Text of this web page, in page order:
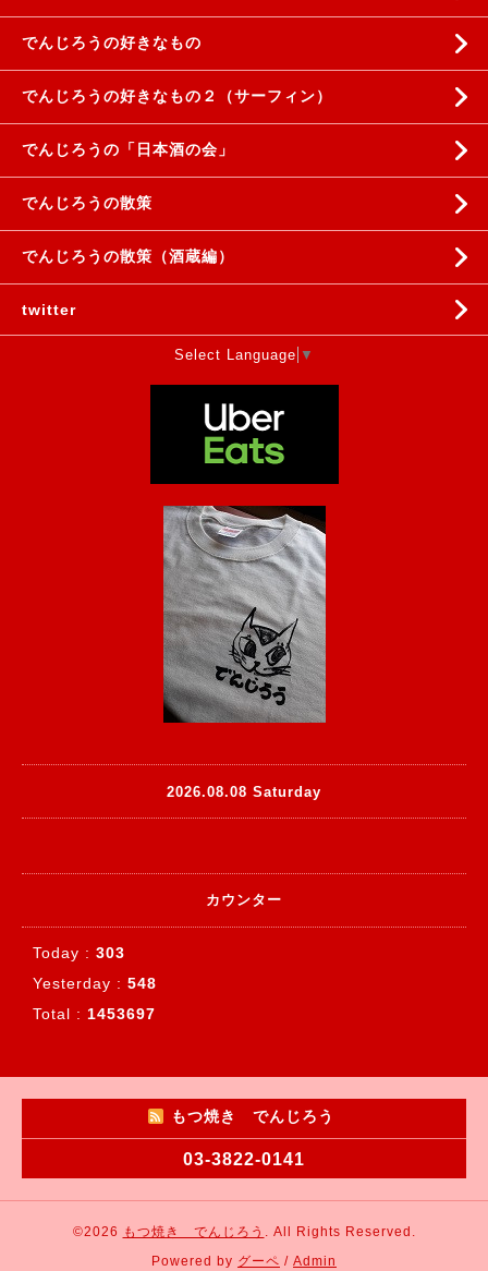
でんじろうの好きなもの
でんじろうの好きなもの２（サーフィン）
でんじろうの「日本酒の会」
でんじろうの散策
でんじろうの散策（酒蔵編）
twitter
Select Language ▼
2026.08.08 Saturday
カウンター
Today : 303
Yesterday : 548
Total : 1453697
もつ焼き でんじろう
03-3822-0141
©2026 もつ焼き でんじろう . All Rights Reserved.
Powered by グーペ / Admin